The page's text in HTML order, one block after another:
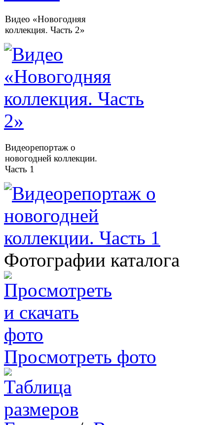
Видео «Новогодняя
коллекция. Часть 2»
Видеорепортаж о
новогодней коллекции.
Часть 1
Фотографии каталога
Просмотреть фото